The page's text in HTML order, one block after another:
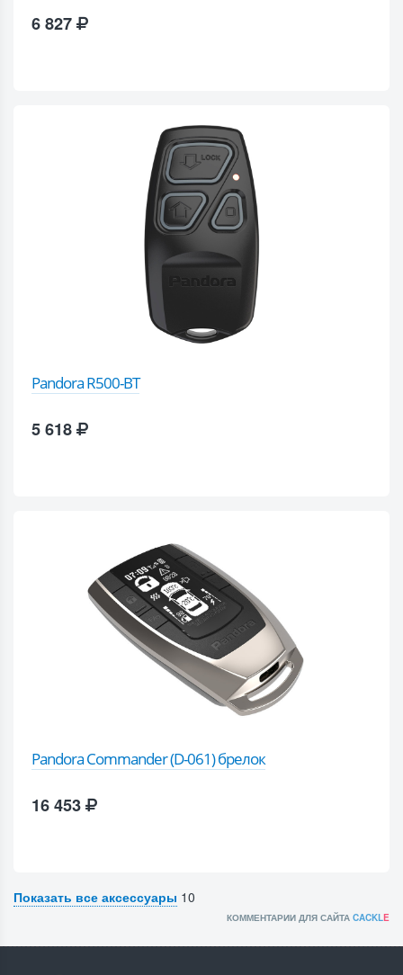
6 827
Pandora R500-BT
5 618
Pandora Commander (D-061) брелок
16 453
Показать все аксессуары 10
КОММЕНТАРИИ ДЛЯ САЙТА CACKLE